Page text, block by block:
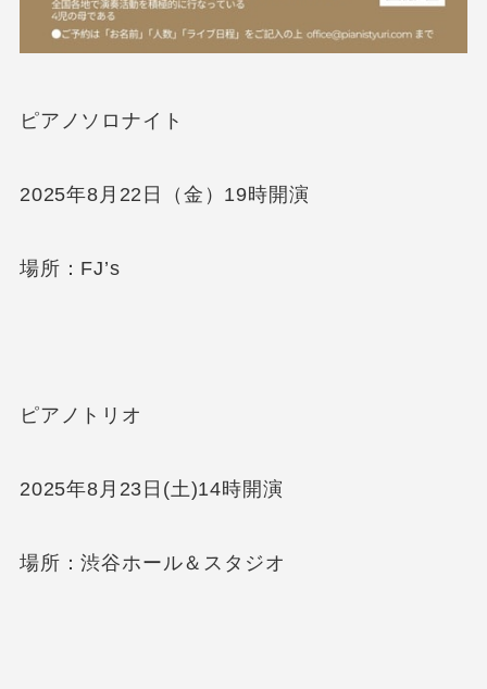
ピアノソロナイト
2025年8月22日（金）19時開演
場所：FJ’s
ピアノトリオ
2025年8月23日(土)14時開演
場所：渋谷ホール＆スタジオ